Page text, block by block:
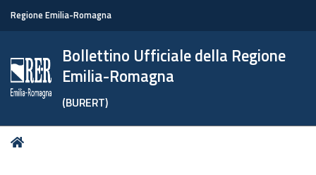
Regione Emilia-Romagna
Bollettino Ufficiale della Regione
Emilia-Romagna
(BURERT)
Tu